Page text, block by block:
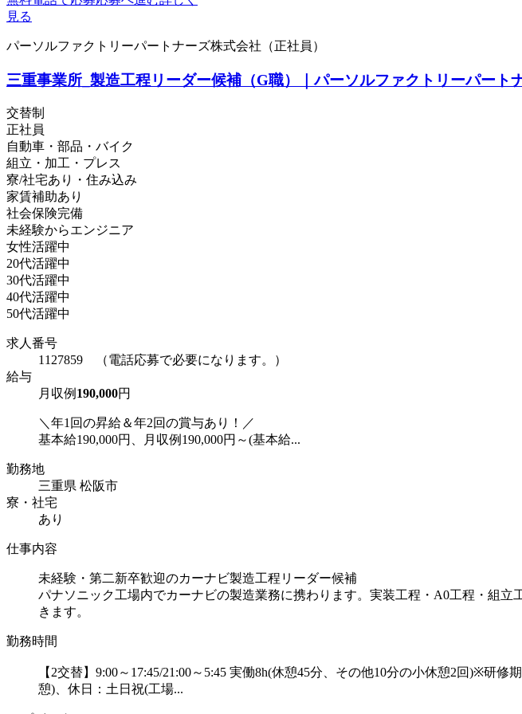
見る
パーソルファクトリーパートナーズ株式会社（正社員）
三重事業所_製造工程リーダー候補（G職）｜パーソルファクトリーパート
交替制
正社員
自動車・部品・バイク
組立・加工・プレス
寮/社宅あり・住み込み
家賃補助あり
社会保険完備
未経験からエンジニア
女性活躍中
20代活躍中
30代活躍中
40代活躍中
50代活躍中
求人番号
1127859 （電話応募で必要になります。）
給与
月収例 190,000円
＼年1回の昇給＆年2回の賞与あり！／
基本給190,000円、月収例190,000円～(基本給...
勤務地
三重県 松阪市
寮・社宅
あり
仕事内容
未経験・第二新卒歓迎のカーナビ製造工程リーダー候補
パナソニック工場内でカーナビの製造業務に携わります。実装工程・A0工程・組
きます。
勤務時間
【2交替】9:00～17:45/21:00～5:45 実働8h(休憩45分、その他10分の小休憩2回)※研
憩)、休日：土日祝(工場...